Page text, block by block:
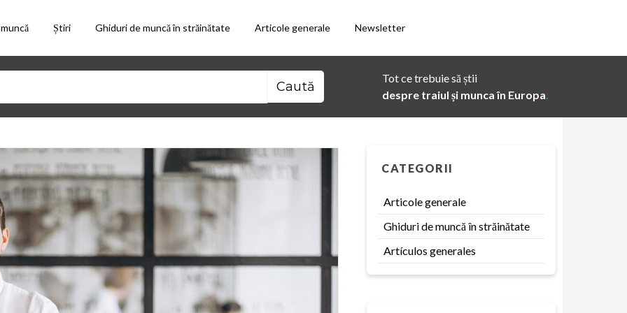
Știri Ghiduri de muncă în străinătate Articole generale Newsletter
Tot ce trebuie să știi
despre traiul și munca în Europa.
CATEGORII
Articole generale
Ghiduri de muncă în străinătate
Artículos generales